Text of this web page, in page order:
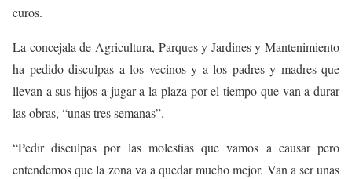
euros.
La concejala de Agricultura, Parques y Jardines y Mantenimiento
ha pedido disculpas a los vecinos y a los padres y madres que
llevan a sus hijos a jugar a la plaza por el tiempo que van a durar
las obras, “unas tres semanas”.
“Pedir disculpas por las molestias que vamos a causar pero
entendemos que la zona va a quedar mucho mejor. Van a ser unas